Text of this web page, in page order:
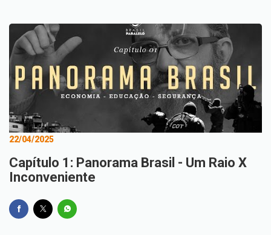
22/04/2025
Capítulo 1: Panorama Brasil - Um Raio X
Inconveniente